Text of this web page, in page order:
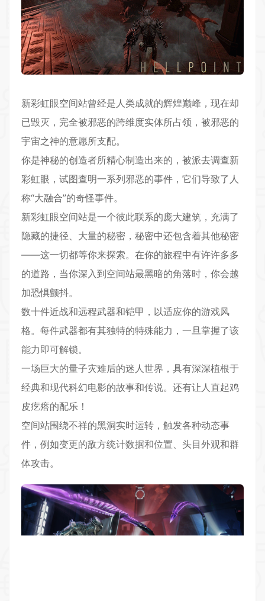
新彩虹眼空间站曾经是人类成就的辉煌巅峰，现在却
已毁灭，完全被邪恶的跨维度实体所占领，被邪恶的
宇宙之神的意愿所支配。
你是神秘的创造者所精心制造出来的，被派去调查新
彩虹眼，试图查明一系列邪恶的事件，它们导致了人
称“大融合”的奇怪事件。
新彩虹眼空间站是一个彼此联系的庞大建筑，充满了
隐藏的捷径、大量的秘密，秘密中还包含着其他秘密
——这一切都等你来探索。在你的旅程中有许许多多
的道路，当你深入到空间站最黑暗的角落时，你会越
加恐惧颤抖。
数十件近战和远程武器和铠甲，以适应你的游戏风
格。每件武器都有其独特的特殊能力，一旦掌握了该
能力即可解锁。
一场巨大的量子灾难后的迷人世界，具有深深植根于
经典和现代科幻电影的故事和传说。还有让人直起鸡
皮疙瘩的配乐！
空间站围绕不祥的黑洞实时运转，触发各种动态事
件，例如变更的敌方统计数据和位置、头目外观和群
体攻击。